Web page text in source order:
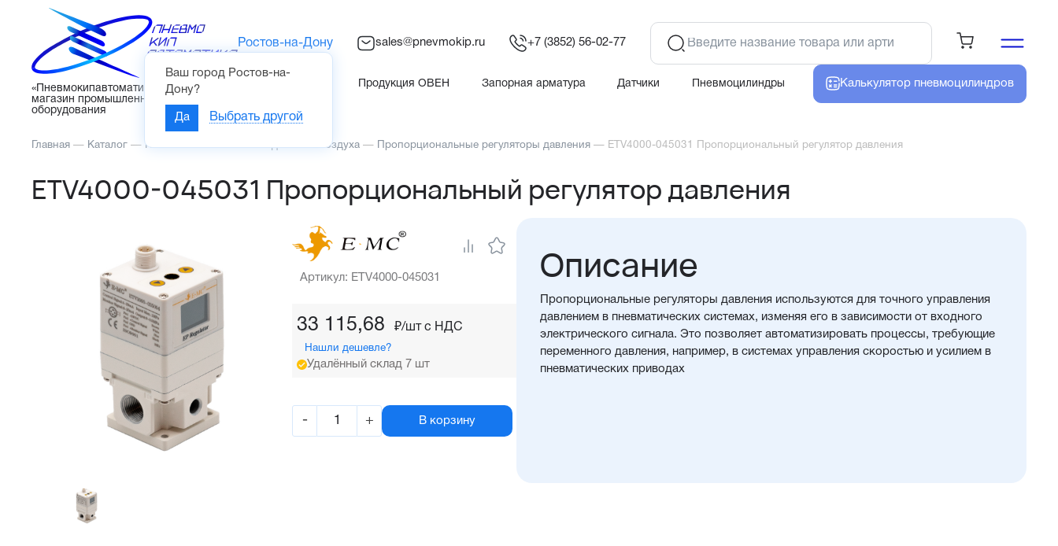
«Пневмокипавтоматика» – интернет-
магазин промышленного
оборудования
Ростов-на-Дону
Ваш город Ростов-на-
Дону?
Да Выбрать другой
sales@pnevmokip.ru +7 (3852) 56-02-77
Продукция ОВЕН Запорная арматура Датчики Пневмоцилиндры Калькулятор пневмоцилиндров
Главная — Каталог — Пневмоавтоматика —Подготовка воздуха — Пропорциональные регуляторы давления — ETV4000-045031 Пропорциональный регулятор давления
ETV4000-045031 Пропорциональный регулятор давления
Артикул: ETV4000-045031
33 115,68 ₽/шт c НДС
Нашли дешевле?
Удалённый склад 7 шт
- + В корзину
Описание
Пропорциональные регуляторы давления используются для точного управления
давлением в пневматических системах, изменяя его в зависимости от входного
электрического сигнала. Это позволяет автоматизировать процессы, требующие
переменного давления, например, в системах управления скоростью и усилием в
пневматических приводах